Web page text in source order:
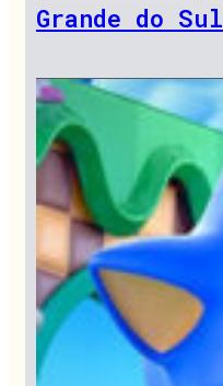
Grande do Sul